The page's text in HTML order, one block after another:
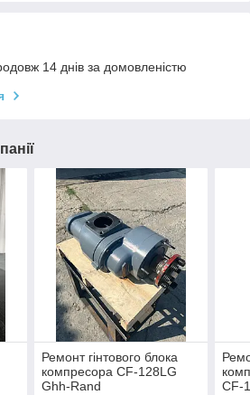
14 днів за домовленістю
Ремонт гінтового блока
компресора CF-128LG
Ghh-Rand
CF-